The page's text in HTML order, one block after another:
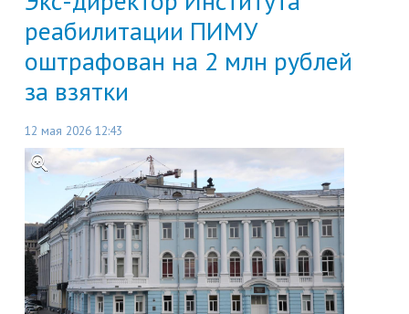
реабилитации ПИМУ
оштрафован на 2 млн рублей
за взятки
12 мая 2026 12:43